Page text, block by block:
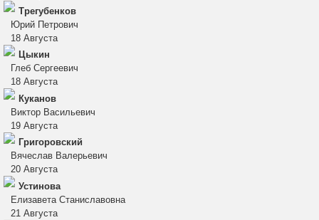
Трегубенков
Юрий Петрович
18 Августа
Цыкин
Глеб Сергеевич
18 Августа
Куканов
Виктор Васильевич
19 Августа
Григоровский
Вячеслав Валерьевич
20 Августа
Устинова
Елизавета Станиславовна
21 Августа